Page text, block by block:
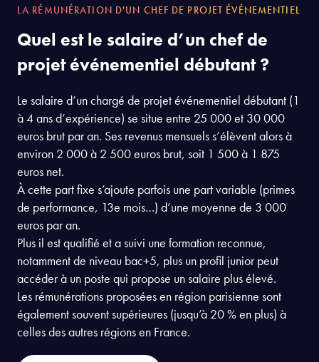
LA RÉMUNÉRATION D'UN CHEF DE PROJET ÉVÉNEMENTIEL
Quel est le salaire d’un chef de
projet événementiel débutant ?
Le salaire d’un chargé de projet événementiel débutant (1
à 4 ans d’expérience) se situe entre 25 000 et 30 000
euros brut par an. Ses revenus mensuels s’élèvent alors à
environ 2 000 à 2 500 euros brut, soit 1 500 à 1 875
euros net.
À cette part fixe s’ajoute parfois une part variable (primes
de performance, 13e mois…) d’une moyenne de 3 000
euros par an.
Plus il est qualifié et a suivi une formation reconnue,
notamment de niveau bac+5, plus un profil junior peut
accéder à un poste qui propose un salaire plus élevé.
Les rémunérations proposées en région parisienne sont
également souvent supérieures (jusqu’à 20 % en plus) à
celles des autres régions en France.